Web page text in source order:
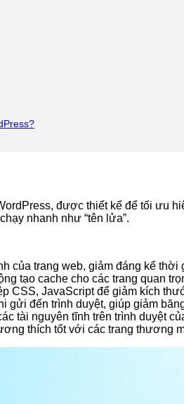
được thiết kế để tối ưu
nhanh như “tên lửa”.
của trang web, giảm đáng kể thời
tạo cache cho các trang quan
CSS, JavaScript để giảm kích
gửi đến trình duyệt, giúp giảm
tài nguyên tĩnh trên trình duyệt
thích tốt với các trang thương